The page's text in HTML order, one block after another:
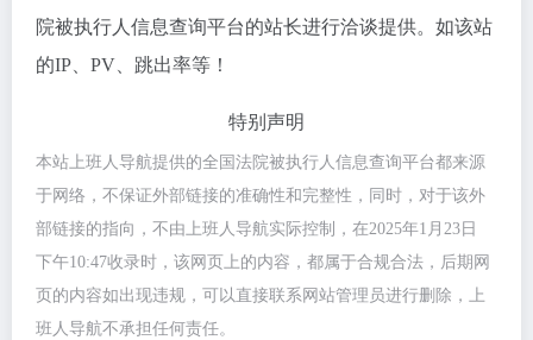
院被执行人信息查询平台的站长进行洽谈提供。如该站
的IP、PV、跳出率等！
特别声明
本站上班人导航提供的全国法院被执行人信息查询平台都来源
于网络，不保证外部链接的准确性和完整性，同时，对于该外
部链接的指向，不由上班人导航实际控制，在2025年1月23日
下午10:47收录时，该网页上的内容，都属于合规合法，后期网
页的内容如出现违规，可以直接联系网站管理员进行删除，上
班人导航不承担任何责任。